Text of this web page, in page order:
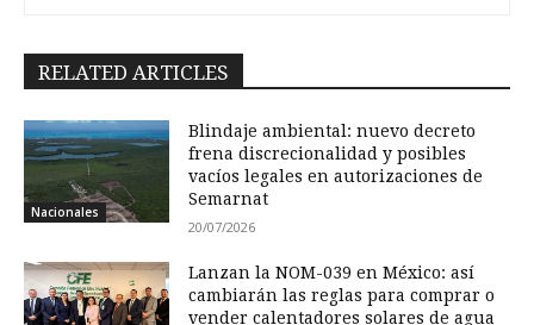
RELATED ARTICLES
Nacionales
Blindaje ambiental: nuevo decreto
frena discrecionalidad y posibles
vacíos legales en autorizaciones de
Semarnat
20/07/2026
Lanzan la NOM-039 en México: así
cambiarán las reglas para comprar o
vender calentadores solares de agua